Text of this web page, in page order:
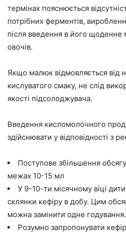
термінах пояснюється
потрібних ферментів,
після введення в його щоденне
овочів.
Якщо малюк відмовляється від
кислуватого смаку, не слід
якості підсолоджувача.
Введення кисломолочного
здійснювати у відповідності з
Поступове збільшення
межах 10-15 мл
У 9-10-ти місячному віці
склянки кефіру в добу. Цим
можна замінити одне годування.
Розумно запропонувати